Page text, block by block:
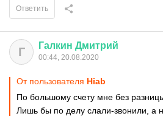
Ответить
Г Галкин Дмитрий
00:44, 20.08.2020
От пользователя Hiab
По большому счету мне без
Лишь бы по делу слали-звонили, а